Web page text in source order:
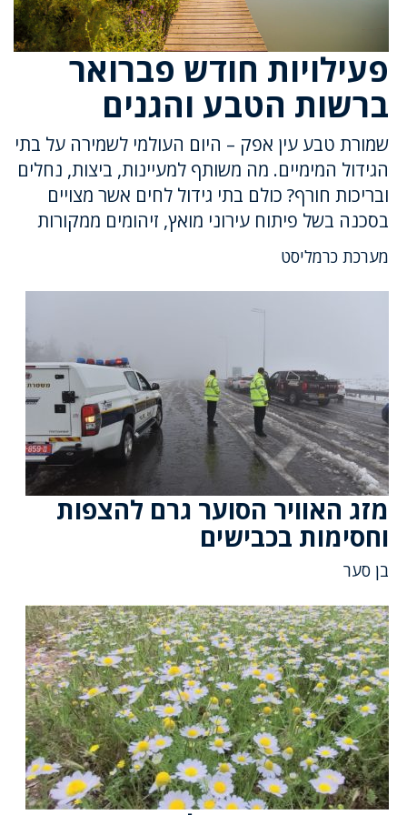
פעילויות חודש פברואר
ברשות הטבע והגנים
שמורת טבע עין אפק – היום העולמי לשמירה על בתי
הגידול המימיים. מה משותף למעיינות, ביצות, נחלים
ובריכות חורף? כולם בתי גידול לחים אשר מצויים
בסכנה בשל פיתוח עירוני מואץ, זיהומים ממקורות
מערכת כרמליסט
מזג האוויר הסוער גרם להצפות
וחסימות בכבישים
בן סער